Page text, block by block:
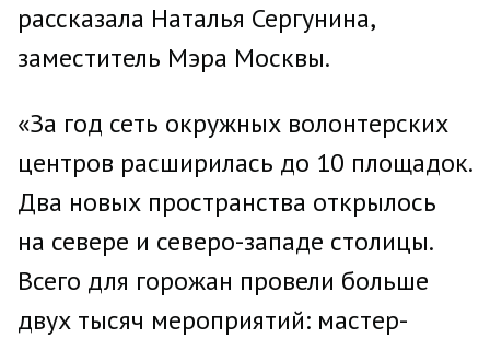
рассказала Наталья Сергунина,
заместитель Мэра Москвы.
«За год сеть окружных волонтерских
центров расширилась до 10 площадок.
Два новых пространства открылось
на севере и северо-западе столицы.
Всего для горожан провели больше
двух тысяч мероприятий: мастер-